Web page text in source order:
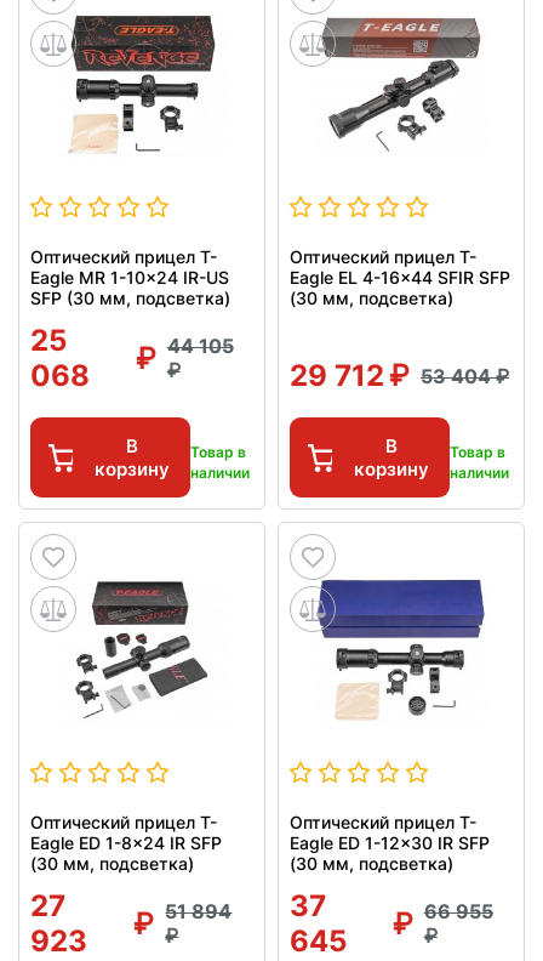
Оптический прицел T-
Eagle MR 1-10x24 IR-US
SFP (30 мм, подсветка)
25
068
44 105
В
корзину
Товар в
наличии
Оптический прицел T-
Eagle EL 4-16x44 SFIR SFP
(30 мм, подсветка)
29 712 53 404
В
корзину
Товар в
наличии
Оптический прицел T-
Eagle ED 1-8x24 IR SFP
(30 мм, подсветка)
27
923
51 894
Оптический прицел T-
Eagle ED 1-12x30 IR SFP
(30 мм, подсветка)
37
645
66 955